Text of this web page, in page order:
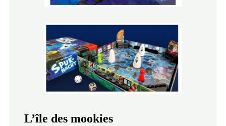
L’île des mookies